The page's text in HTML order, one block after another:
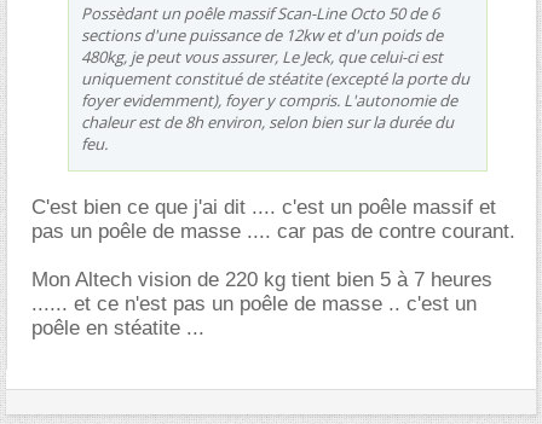
Possèdant un poêle massif Scan-Line Octo 50 de 6
sections d'une puissance de 12kw et d'un poids de
480kg, je peut vous assurer, Le Jeck, que celui-ci est
uniquement constitué de stéatite (excepté la porte du
foyer evidemment), foyer y compris. L'autonomie de
chaleur est de 8h environ, selon bien sur la durée du
feu.
C'est bien ce que j'ai dit .... c'est un poêle massif et
pas un poêle de masse .... car pas de contre courant.
Mon Altech vision de 220 kg tient bien 5 à 7 heures
...... et ce n'est pas un poêle de masse .. c'est un
poêle en stéatite ...